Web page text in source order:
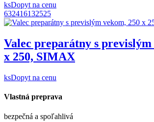
ksDopyt na cenu
632416132525
Valec preparátny s previslým
x 250, SIMAX
ksDopyt na cenu
Vlastná preprava
bezpečná a spoľahlivá